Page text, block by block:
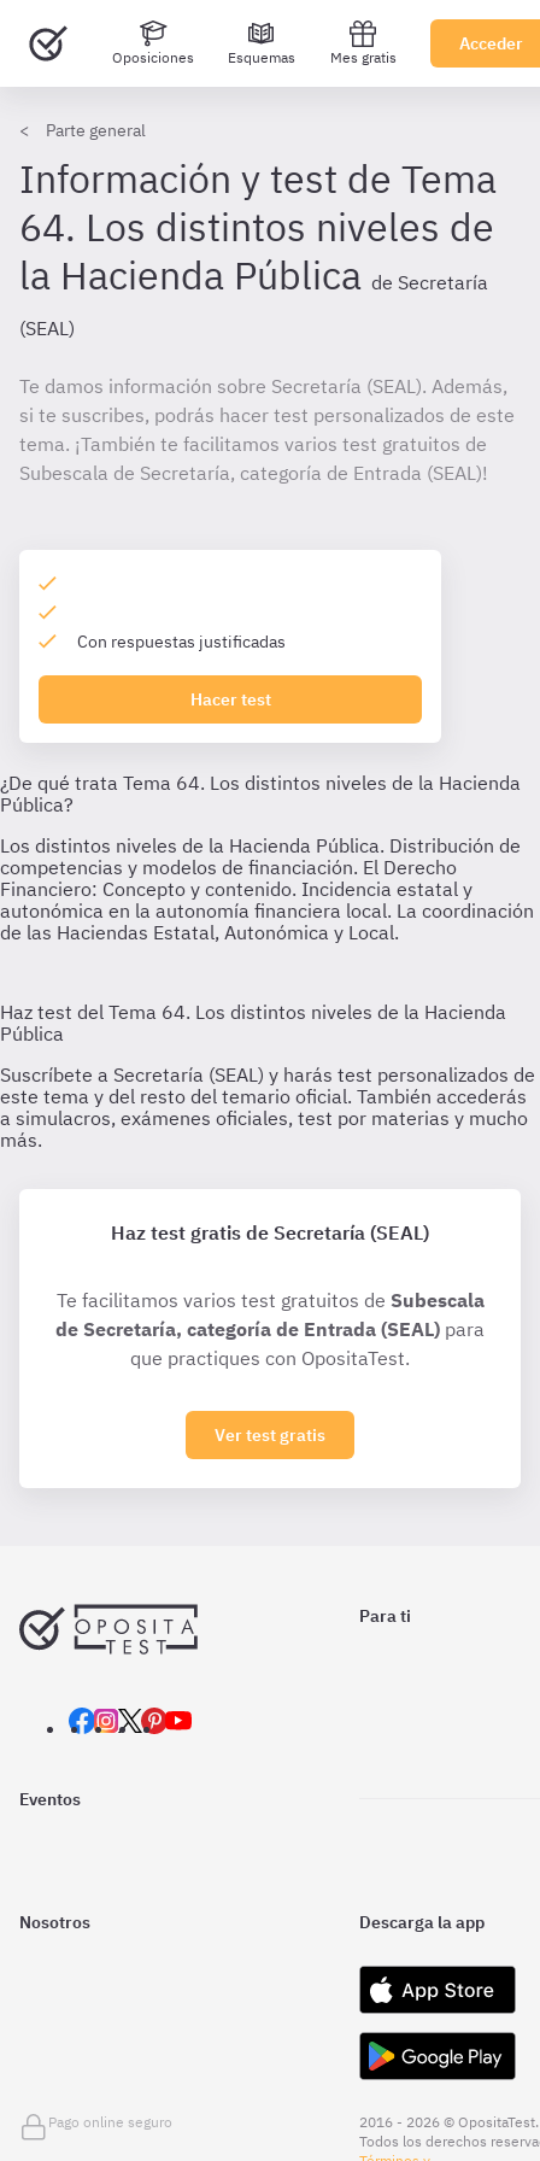
Oposiciones Esquemas Mes gratis
Acceder
Parte general
Información y test de Tema
64. Los distintos niveles de
la Hacienda Pública de Secretaría
(SEAL)
Te damos información sobre Secretaría (SEAL). Además,
si te suscribes, podrás hacer test personalizados de este
tema. ¡También te facilitamos varios test gratuitos de
Subescala de Secretaría, categoría de Entrada (SEAL)!
Con respuestas justificadas
Hacer test
Haz test gratis de Secretaría (SEAL)
Te facilitamos varios test gratuitos de Subescala
de Secretaría, categoría de Entrada (SEAL) para
que practiques con OpositaTest.
Ver test gratis
Para ti
Eventos
Nosotros Descarga la app
Pago online seguro
2016 - 2026 © OpositaTest.
Todos los derechos